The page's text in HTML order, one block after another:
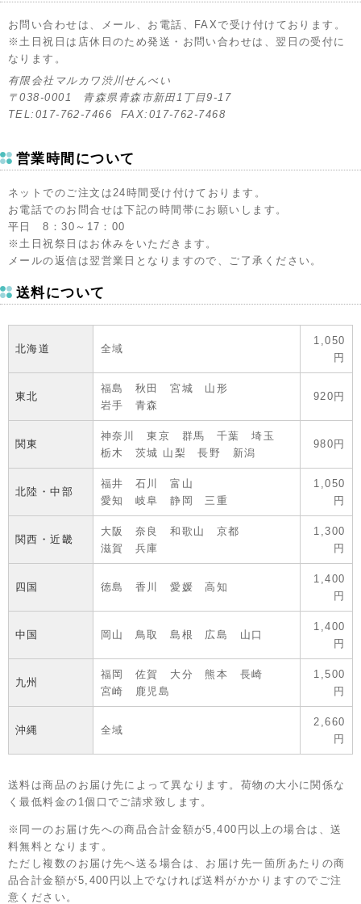
お問い合わせは、メール、お電話、FAXで受け付けております。
※土日祝日は店休日のため発送・お問い合わせは、翌日の受付に
なります。
有限会社マルカワ渋川せんべい
〒038-0001 青森県青森市新田1丁目9-17
TEL:017-762-7466 FAX:017-762-7468
営業時間について
ネットでのご注文は24時間受け付けております。
お電話でのお問合せは下記の時間帯にお願いします。
平日 8：30～17：00
※土日祝祭日はお休みをいただきます。
メールの返信は翌営業日となりますので、ご了承ください。
送料について
北海道 全域
1,050
円
東北
福島 秋田 宮城 山形
岩手 青森
920円
関東
神奈川 東京 群馬 千葉 埼玉
栃木 茨城 山梨 長野 新潟
980円
北陸・中部
福井 石川 富山
愛知 岐阜 静岡 三重
1,050
円
関西・近畿
大阪 奈良 和歌山 京都
滋賀 兵庫
1,300
円
四国 徳島 香川 愛媛 高知
1,400
円
中国 岡山 鳥取 島根 広島 山口
1,400
円
九州
福岡 佐賀 大分 熊本 長崎
宮崎 鹿児島
1,500
円
沖縄 全域
2,660
円
送料は商品のお届け先によって異なります。荷物の大小に関係な
く最低料金の1個口でご請求致します。
※同一のお届け先への商品合計金額が5,400円以上の場合は、送
料無料となります。
ただし複数のお届け先へ送る場合は、お届け先一箇所あたりの商
品合計金額が5,400円以上でなければ送料がかかりますのでご注
意ください。